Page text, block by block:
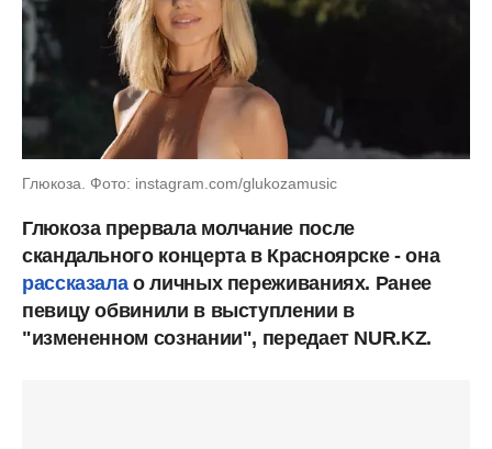
Глюкоза. Фото: instagram.com/glukozamusic
Глюкоза прервала молчание после
скандального концерта в Красноярске - она
рассказалао личных переживаниях. Ранее
певицу обвинили в выступлении в
"измененном сознании", передает NUR.KZ.